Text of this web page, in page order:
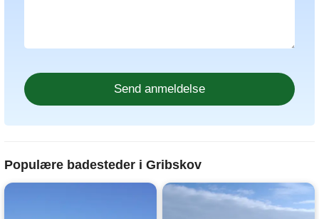
Populære badesteder i Gribskov